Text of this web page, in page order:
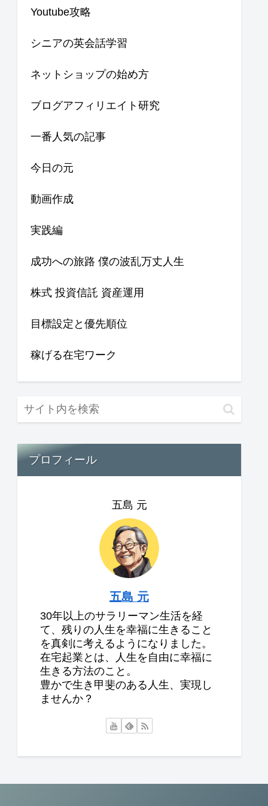
Youtube攻略
シニアの英会話学習
ネットショップの始め方
ブログアフィリエイト研究
一番人気の記事
今日の元
動画作成
実践編
成功への旅路 僕の波乱万丈人生
株式 投資信託 資産運用
目標設定と優先順位
稼げる在宅ワーク
プロフィール
五島 元
五島 元
30年以上のサラリーマン生活を経
て、残りの人生を幸福に生きること
を真剣に考えるようになりました。
在宅起業とは、人生を自由に幸福に
生きる方法のこと。
豊かで生き甲斐のある人生、実現し
ませんか？